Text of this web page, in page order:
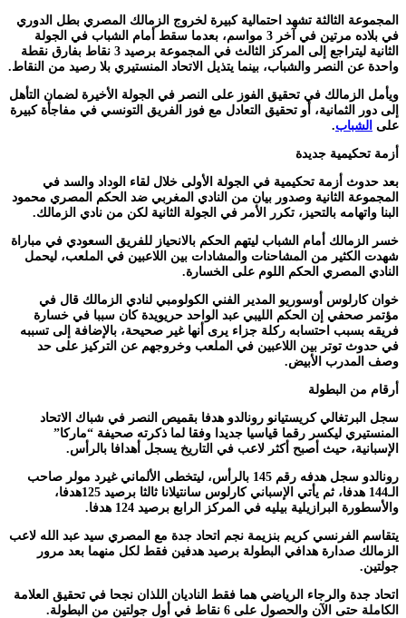
المجموعة الثالثة تشهد احتمالية كبيرة لخروج الزمالك المصري بطل الدوري
في بلاده مرتين في آخر 3 مواسم، بعدما سقط أمام الشباب في الجولة
الثانية ليتراجع إلى المركز الثالث في المجموعة برصيد 3 نقاط بفارق نقطة
واحدة عن النصر والشباب، بينما يتذيل الاتحاد المنستيري بلا رصيد من النقاط.
ويأمل الزمالك في تحقيق الفوز على النصر في الجولة الأخيرة لضمان التأهل
إلى دور الثمانية، أو تحقيق التعادل مع فوز الفريق التونسي في مفاجأة كبيرة
على الشباب.
أزمة تحكيمية جديدة
بعد حدوث أزمة تحكيمية في الجولة الأولى خلال لقاء الوداد والسد في
المجموعة الثانية وصدور بيان من النادي المغربي ضد الحكم المصري محمود
البنا واتهامه بالتحيز، تكرر الأمر في الجولة الثانية لكن من نادي الزمالك.
خسر الزمالك أمام الشباب ليتهم الحكم بالانحياز للفريق السعودي في مباراة
شهدت الكثير من المشاحنات والمشادات بين اللاعبين في الملعب، ليحمل
النادي المصري الحكم اللوم على الخسارة.
خوان كارلوس أوسوريو المدير الفني الكولومبي لنادي الزمالك قال في
مؤتمر صحفي إن الحكم الليبي عبد الواحد حريويدة كان سببا في خسارة
فريقه بسبب احتسابه ركلة جزاء يرى أنها غير صحيحة، بالإضافة إلى تسببه
في حدوث توتر بين اللاعبين في الملعب وخروجهم عن التركيز على حد
وصف المدرب الأبيض.
أرقام من البطولة
سجل البرتغالي كريستيانو رونالدو هدفا بقميص النصر في شباك الاتحاد
المنستيري ليكسر رقما قياسيا جديدا وفقا لما ذكرته صحيفة “ماركا”
الإسبانية، حيث أصبح أكثر لاعب في التاريخ يسجل أهدافا بالرأس.
رونالدو سجل هدفه رقم 145 بالرأس، ليتخطى الألماني غيرد مولر صاحب
الـ144 هدفا، ثم يأتي الإسباني كارلوس سانتيلانا ثالثا برصيد 125هدفا،
والأسطورة البرازيلية بيليه في المركز الرابع برصيد 124 هدفا.
يتقاسم الفرنسي كريم بنزيمة نجم اتحاد جدة مع المصري سيد عبد الله لاعب
الزمالك صدارة هدافي البطولة برصيد هدفين فقط لكل منهما بعد مرور
جولتين.
اتحاد جدة والرجاء الرياضي هما فقط الناديان اللذان نجحا في تحقيق العلامة
الكاملة حتى الآن والحصول على 6 نقاط في أول جولتين من البطولة.